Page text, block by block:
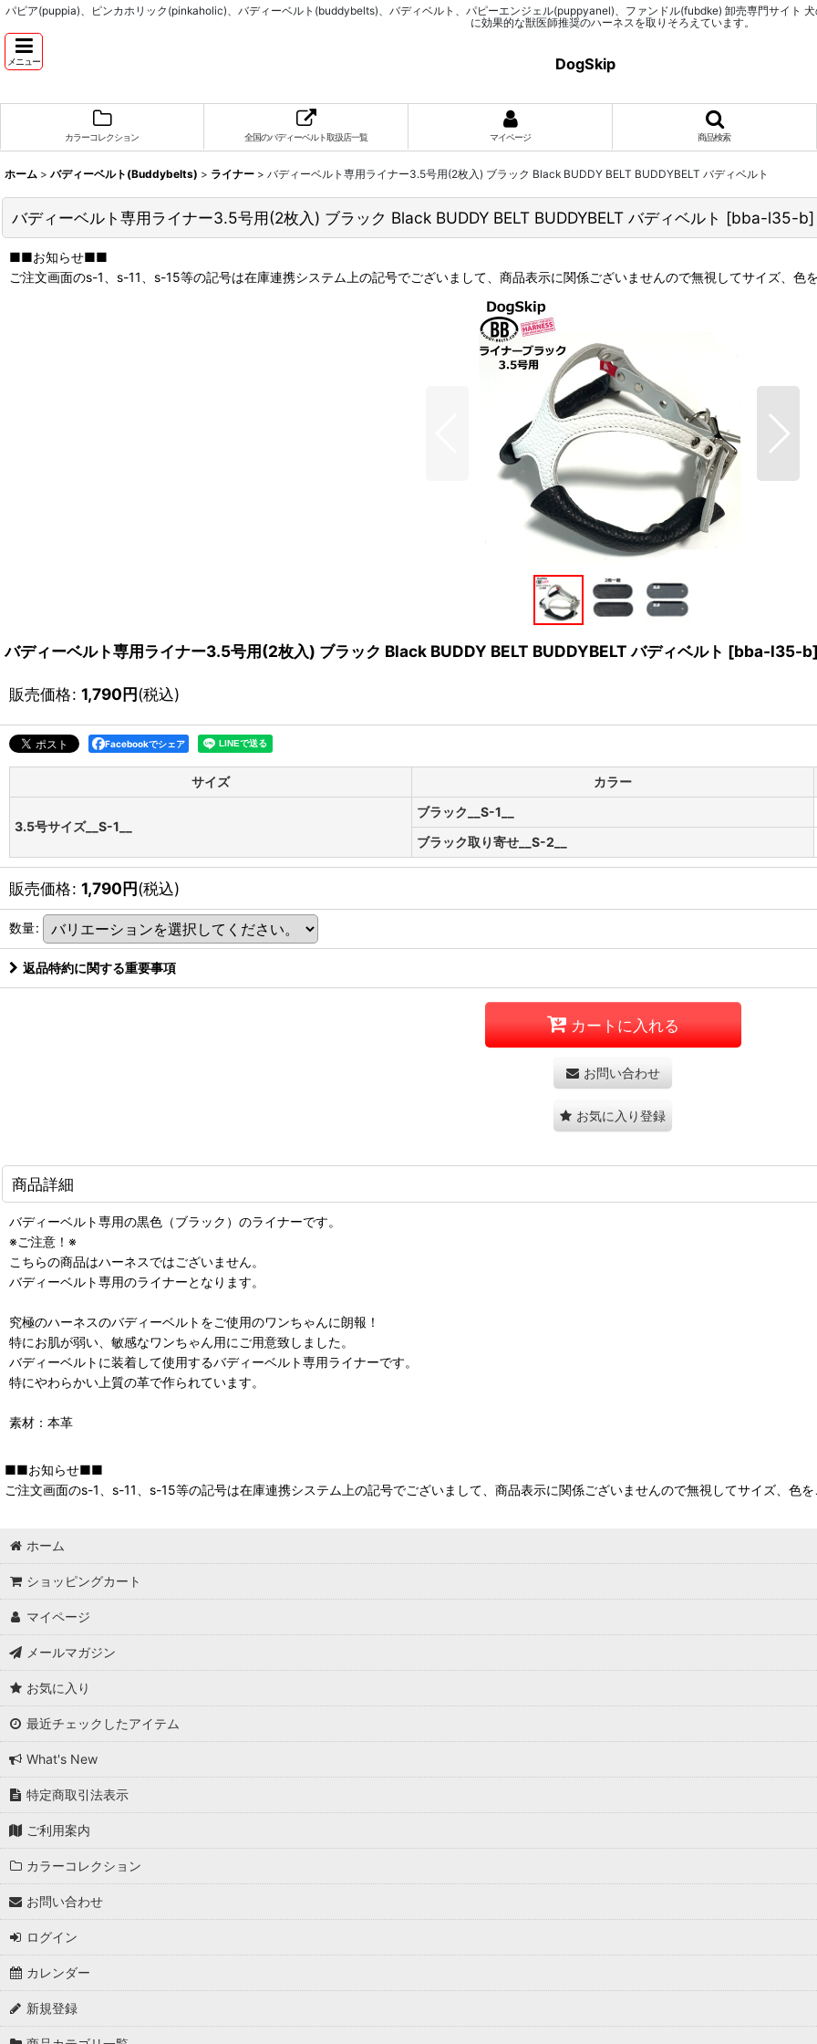
パピア(puppia)、ピンカホリック(pinkaholic)、バディーベルト(buddybelts)、バディベルト、パピーエンジェル(puppyanel)、ファンドル(fubdke) 卸売専門サイト
に効果的な獣医師推奨のハーネスを取りそろえています。
メニュー DogSkip
カラーコレクション 全国のバディーベルト取扱店一覧 マイページ 商品検索
ホーム > バディーベルト(Buddybelts) > ライナー > バディーベルト専用ライナー3.5号用(2枚入) ブラック Black BUDDY BELT BUDDYBELT バディベルト
バディーベルト専用ライナー3.5号用(2枚入) ブラック Black BUDDY BELT BUDDYBELT バディベルト [bba-l35-b]
■■お知らせ■■
ご注文画面のs-1、s-11、s-15等の記号は在庫連携システム上の記号でございまして、商品表示に関係ございませんので無視してサイズ、色
バディーベルト専用ライナー3.5号用(2枚入) ブラック Black BUDDY BELT BUDDYBELT バディベルト [bba-l35-b
販売価格: 1,790円(税込)
Facebookでシェア
サイズ カラー
3.5号サイズ__S-1__
ブラック__S-1__
ブラック取り寄せ__S-2__
販売価格: 1,790円(税込)
数量:
返品特約に関する重要事項
カートに入れる
お問い合わせ
お気に入り登録
商品詳細
バディーベルト専用の黒色（ブラック）のライナーです。
※ご注意！※
こちらの商品はハーネスではございません。
バディーベルト専用のライナーとなります。
究極のハーネスのバディーベルトをご使用のワンちゃんに朗報！
特にお肌が弱い、敏感なワンちゃん用にご用意致しました。
バディーベルトに装着して使用するバディーベルト専用ライナーです。
特にやわらかい上質の革で作られています。
素材：本革
■■お知らせ■■
ご注文画面のs-1、s-11、s-15等の記号は在庫連携システム上の記号でございまして、商品表示に関係ございませんので無視してサイズ、色
ホーム
ショッピングカート
マイページ
メールマガジン
お気に入り
最近チェックしたアイテム
What's New
特定商取引法表示
ご利用案内
カラーコレクション
お問い合わせ
ログイン
カレンダー
新規登録